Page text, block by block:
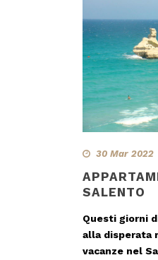
30 Mar 2022
SALENTO
Questi giorni
alla disperata
vacanze nel